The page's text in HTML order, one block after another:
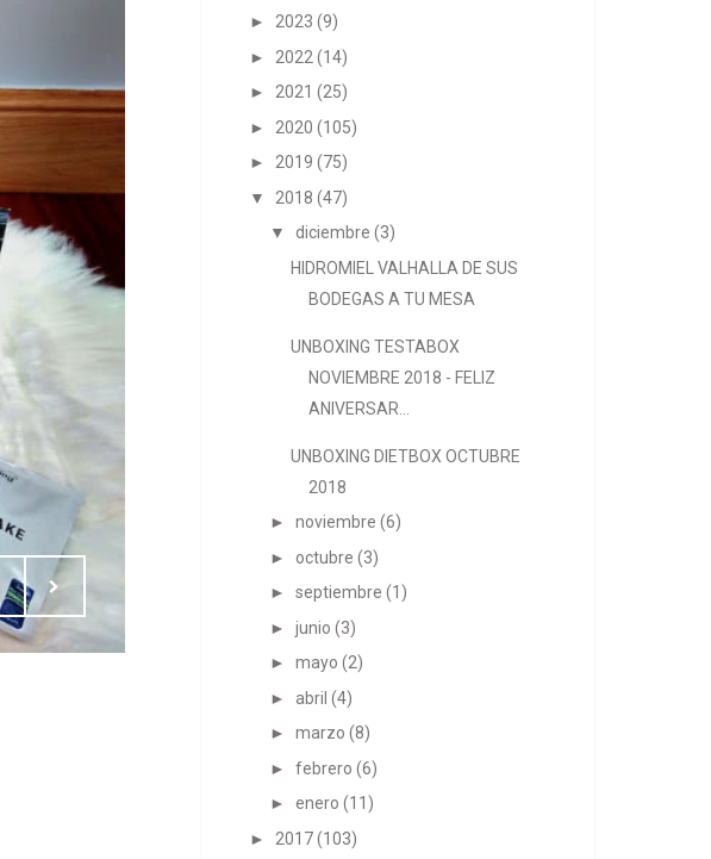
► 2023 (9)
► 2022 (14)
► 2021 (25)
► 2020 (105)
► 2019 (75)
▼
2018 (47)
▼
diciembre (3)
HIDROMIEL VALHALLA DE SUS
BODEGAS A TU MESA
UNBOXING TESTABOX
NOVIEMBRE 2018 - FELIZ
ANIVERSAR...
UNBOXING DIETBOX OCTUBRE
2018
► noviembre (6)
► octubre (3)
► septiembre (1)
► junio (3)
► mayo (2)
► abril (4)
► marzo (8)
► febrero (6)
► enero (11)
► 2017(103)